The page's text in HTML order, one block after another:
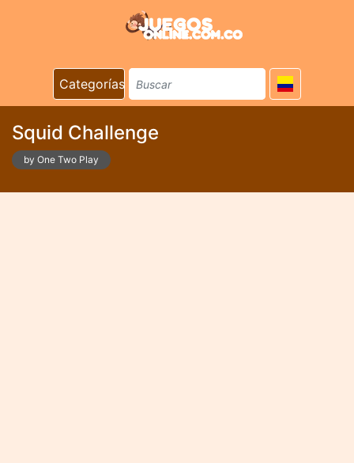
Categorías
Squid Challenge
by One Two Play